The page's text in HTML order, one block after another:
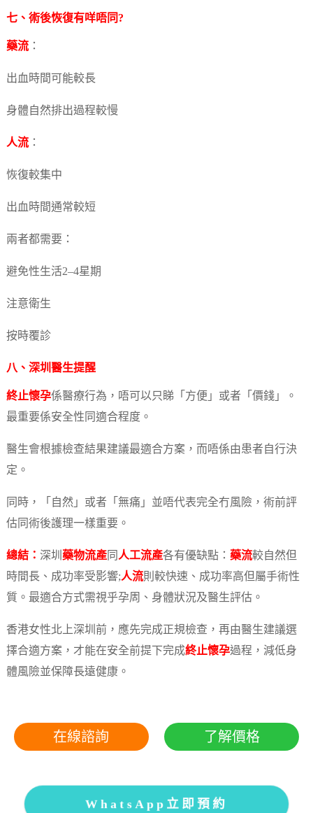
七、術後恢復有咩唔同?
藥流：
出血時間可能較長
身體自然排出過程較慢
人流：
恢復較集中
出血時間通常較短
兩者都需要：
避免性生活2–4星期
注意衛生
按時覆診
八、深圳醫生提醒
終止懷孕係醫療行為，唔可以只睇「方便」或者「價錢」。
最重要係安全性同適合程度。
醫生會根據檢查結果建議最適合方案，而唔係由患者自行決
定。
同時，「自然」或者「無痛」並唔代表完全冇風險，術前評
估同術後護理一樣重要。
總結： 深圳 藥物流產同 人工流產各有優缺點： 藥流較自然但
時間長、成功率受影響;人流則較快速、成功率高但屬手術性
質。最適合方式需視乎孕周、身體狀況及醫生評估。
香港女性北上深圳前，應先完成正規檢查，再由醫生建議選
擇合適方案，才能在安全前提下完成終止懷孕過程，減低身
體風險並保障長遠健康。
在線諮詢 了解價格
WhatsApp立即預約